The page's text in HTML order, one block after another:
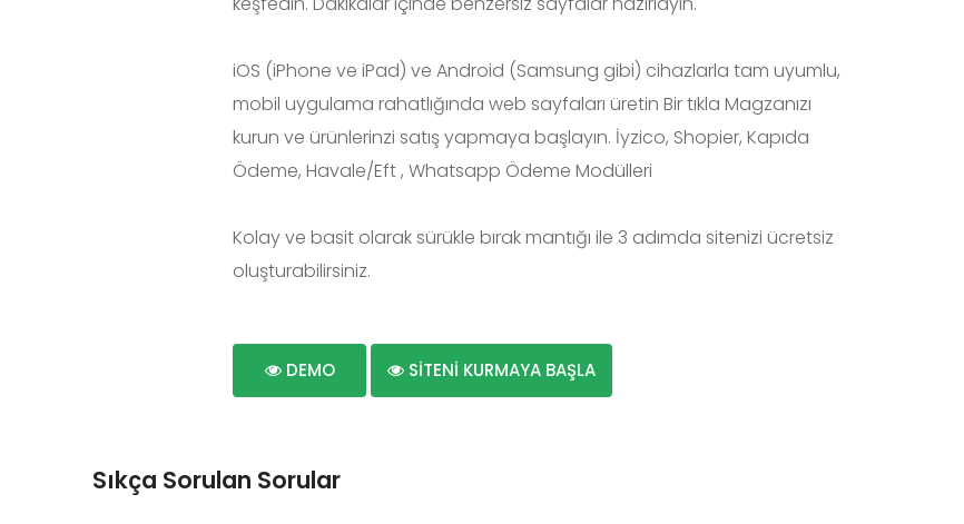
iOS (iPhone ve iPad) ve Android (Samsung gibi) cihazlarla tam uyumlu,
mobil uygulama rahatlığında web sayfaları üretin Bir tıkla Magzanızı
kurun ve ürünlerinzi satış yapmaya başlayın. İyzico, Shopier, Kapıda
Ödeme, Havale/Eft , Whatsapp Ödeme Modülleri
Kolay ve basit olarak sürükle bırak mantığı ile 3 adımda sitenizi ücretsiz
oluşturabilirsiniz.
DEMO SİTENİ KURMAYA BAŞLA
Sıkça Sorulan Sorular